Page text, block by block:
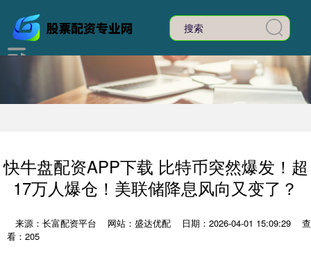
快牛盘配资APP下载 比特币突然爆发！超
17万人爆仓！美联储降息风向又变了？
来源：长富配资平台 网站：盛达优配 日期：2026-04-01 15:09:29
查
看：205